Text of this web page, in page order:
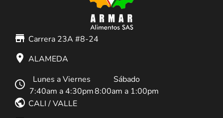
store_mall_directory Carrera 23A #8-24
place ALAMEDA
schedule
Lunes a Viernes
7:40am a 4:30pm
Sábado
8:00am a 1:00pm
public CALI / VALLE